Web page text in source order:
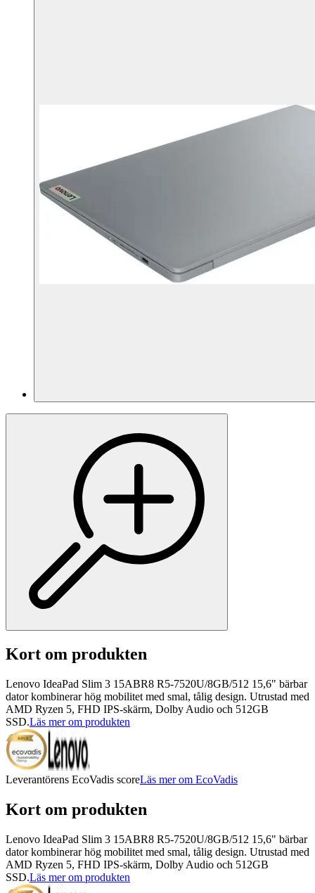
Kort om produkten
Lenovo IdeaPad Slim 3 15ABR8 R5-7520U/8GB/512 15,6" bärbar
dator kombinerar hög mobilitet med smal, tålig design. Utrustad med
AMD Ryzen 5, FHD IPS-skärm, Dolby Audio och 512GB
SSD.Läs mer om produkten
Leverantörens EcoVadis scoreLäs mer om EcoVadis
Kort om produkten
Lenovo IdeaPad Slim 3 15ABR8 R5-7520U/8GB/512 15,6" bärbar
dator kombinerar hög mobilitet med smal, tålig design. Utrustad med
AMD Ryzen 5, FHD IPS-skärm, Dolby Audio och 512GB
SSD.Läs mer om produkten